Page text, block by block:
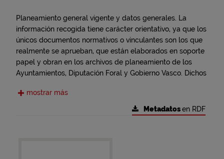
Planeamiento general vigente y datos generales. La
información recogida tiene carácter orientativo, ya que los
únicos documentos normativos o vinculantes son los que
realmente se aprueban, que están elaborados en soporte
papel y obran en los archivos de planeamiento de los
Ayuntamientos, Diputación Foral y Gobierno Vasco. Dichos
ellos, por lo que no se obtiene de la simple adición de los
planeamientos municipales una información urbanística
continua y coherente del territorio de Bizkaia, siendo
mostrar más
Metadatosen RDF